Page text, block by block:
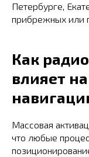
Петербурге,
прибрежных или
Как
влияет
Массовая
что любые